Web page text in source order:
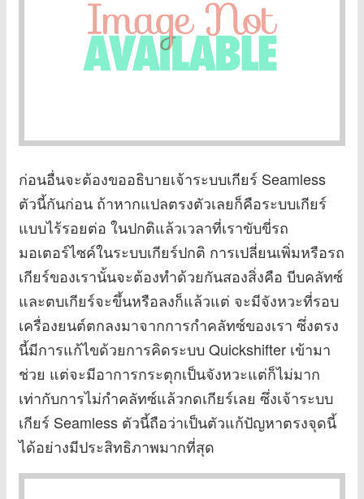
ก่อนอื่นจะต้องขออธิบายเจ้าระบบเกียร์ Seamless
ตัวนี้กันก่อน ถ้าหากแปลตรงตัวเลยก็คือระบบเกียร์
แบบไร้รอยต่อ ในปกติแล้วเวลาที่เราขับขี่รถ
มอเตอร์ไซค์ในระบบเกียร์ปกติ การเปลี่ยนเพิ่มหรือรถ
เกียร์ของเรานั้นจะต้องทำด้วยกันสองสิ่งคือ บีบคลัทซ์
และตบเกียร์จะขึ้นหรือลงก็แล้วแต่ จะมีจังหวะที่รอบ
เครื่องยนต์ตกลงมาจากการกำคลัทซ์ของเรา ซึ่งตรง
นี้มีการแก้ไขด้วยการคิดระบบ Quickshifter เข้ามา
ช่วย แต่จะมีอาการกระตุกเป็นจังหวะแต่ก็ไม่มาก
เท่ากับการไม่กำคลัทซ์แล้วกดเกียร์เลย ซึ่งเจ้าระบบ
เกียร์ Seamless ตัวนี้ถือว่าเป็นตัวแก้ปัญหาตรงจุดนี้
ได้อย่างมีประสิทธิภาพมากที่สุด